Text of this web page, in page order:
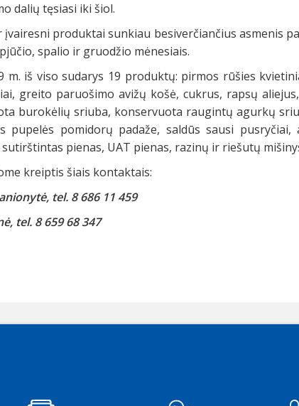
dalių tęsiasi iki šiol.
produktai sunkiau besiverčiančius asmenis
spalio ir gruodžio mėnesiais.
m. iš viso sudarys 19 produktų: pirmos rūšies
greito paruošimo avižų košė, cukrus, rapsų
burokėlių sriuba, konservuota raugintų agurkų
pupelės pomidorų padaže, saldūs sausi pusryčiai,
pienas, UAT pienas, razinų ir riešutų
kreiptis šiais kontaktais:
tel. 8 686 11 459
tel. 8 659 68 347